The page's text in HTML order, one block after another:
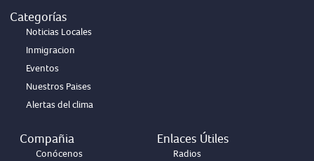
Categorías
Noticias Locales
Inmigracion
Eventos
Nuestros Paises
Alertas del clima
Compañia
Conócenos
Enlaces Útiles
Radios